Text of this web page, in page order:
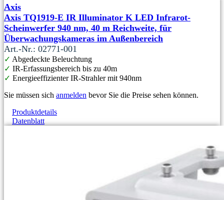
Axis
Axis TQ1919-E IR Illuminator K LED Infrarot-
Scheinwerfer 940 nm, 40 m Reichweite, für
Überwachungskameras im Außenbereich
Art.-Nr.: 02771-001
✓ Abgedeckte Beleuchtung
✓ IR-Erfassungsbereich bis zu 40m
✓ Energieeffizienter IR-Strahler mit 940nm
Sie müssen sich anmelden bevor Sie die Preise sehen können.
Produktdetails
Datenblatt